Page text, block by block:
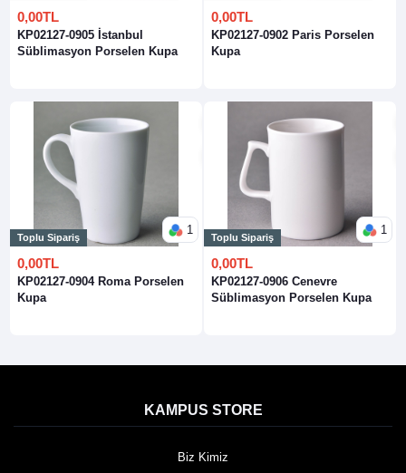
0,00TL
KP02127-0905 İstanbul
Süblimasyon Porselen Kupa
0,00TL
KP02127-0902 Paris Porselen
Kupa
Toplu Sipariş
1
0,00TL
KP02127-0904 Roma Porselen
Kupa
Toplu Sipariş
1
0,00TL
KP02127-0906 Cenevre
Süblimasyon Porselen Kupa
KAMPUS STORE
Biz Kimiz